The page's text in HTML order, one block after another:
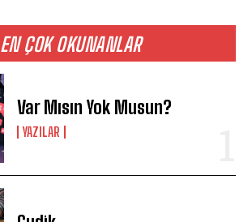
EN ÇOK OKUNANLAR
Var Mısın Yok Musun?
YAZILAR